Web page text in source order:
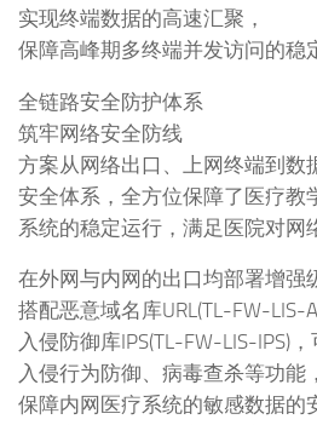
实现终端数据的高速汇聚，
保障高峰期多终端并发访问的稳
全链路安全防护体系
筑牢网络安全防线
方案从网络出口、上网终端到数
安全体系，全方位保障了医疗教
系统的稳定运行，满足医院对网
在外网与内网的出口均部署增强
搭配恶意域名库URL(TL-FW-LIS-
入侵防御库IPS(TL-FW-LIS-IPS)
入侵行为防御、病毒查杀等功能
保障内网医疗系统的敏感数据的